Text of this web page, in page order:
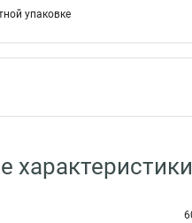
упаковке